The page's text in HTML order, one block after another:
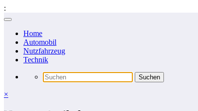
:
Zum
springenHome
Automobil
Nutzfahrzeug
Technik
×